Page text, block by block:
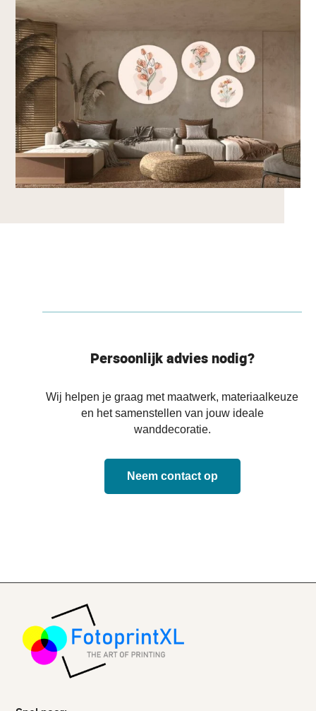
Persoonlijk advies nodig?
Wij helpen je graag met maatwerk, materiaalkeuze
en het samenstellen van jouw ideale
wanddecoratie.
Neem contact op